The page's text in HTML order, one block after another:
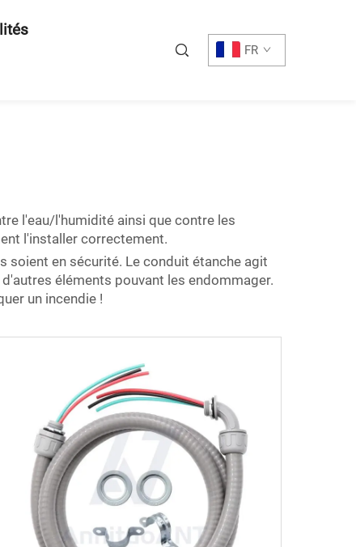
FR
l'eau/l'humidité ainsi que contre les
l'installer correctement.
soient en sécurité. Le conduit étanche agit
éléments pouvant les endommager.
un incendie !